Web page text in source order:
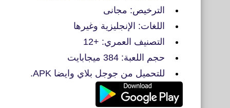
الترخيص: مجانى
اللغات: الإنجليزية وغيرها
التصنيف العمري: +12
حجم اللعبة: 384 ميجابايت
للتحميل من جوجل بلاي وايضا APK.